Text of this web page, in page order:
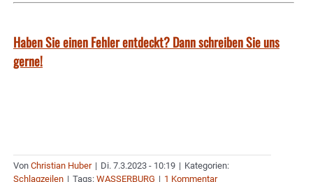
Haben Sie einen Fehler entdeckt? Dann schreiben Sie uns
gerne!
Von Christian Huber | Di. 7.3.2023 - 10:19 | Kategorien:
Schlagzeilen | Tags: WASSERBURG | 1 Kommentar